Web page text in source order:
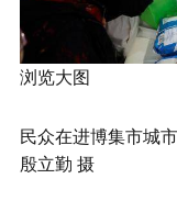
浏览大图
民众在进博集市城
殷立勤 摄